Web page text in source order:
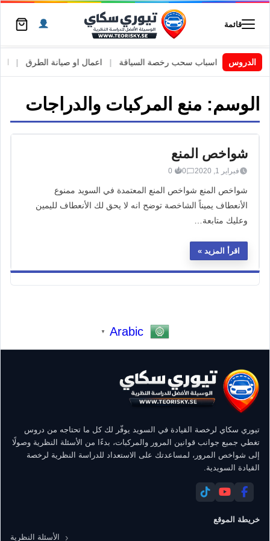
قائمة
الدروس
السويد | اسباب سحب رخصة السياقة اعمال او صيانة الطرق
الوسم: منع المركبات والدراجات
شواخص المنع
فبراير 1, 2020 0
0
شواخص المنع شواخص المنع المعتمدة في السويد ممنوع
الأنعطاف يميناً الشاخصة توضح انه لا يحق لك الأنعطاف لليمين
وعليك متابعة…
اقرأ المزيد
Arabic
▼
تيوري سكاي لرخصة القيادة في السويد يوفّر لك كل ما تحتاجه من دروس
تغطي جميع جوانب قوانين المرور والمركبات، بدءًا من الأسئلة النظرية وصولًا
إلى شواخص المرور، لمساعدتك على الاستعداد للدراسة النظرية لرخصة
القيادة السويدية.
خريطة الموقع
الأسئلة النظرية